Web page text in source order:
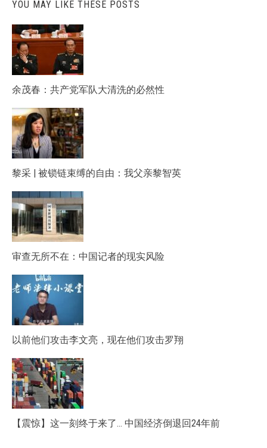
YOU MAY LIKE THESE POSTS
余茂春：共产党军队大清洗的必然性
黎采 | 被锁链束缚的自由：我父亲黎智英
审查无所不在：中国记者的现实风险
以前他们攻击李文亮，现在他们攻击罗翔
【震惊】这一刻终于来了… 中国经济倒退回24年前